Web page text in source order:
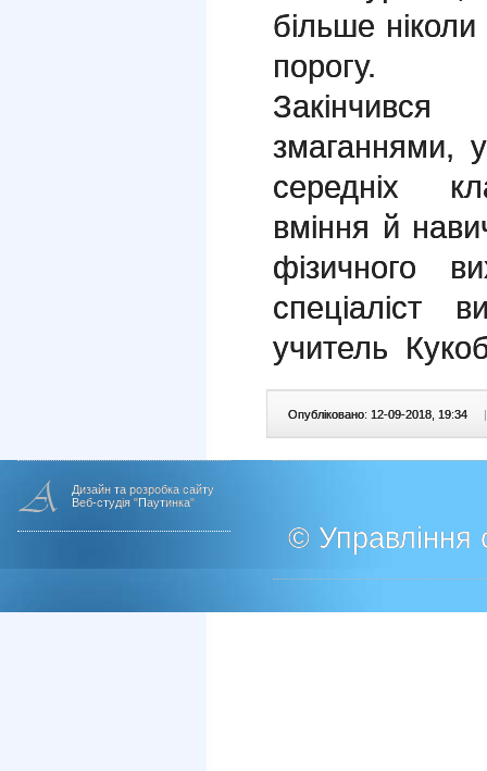
більше
порогу.
змаганнями,
середніх
вміння й
фізичного
спеціаліст
учитель
Опубліковано: 12-09-2018, 19:34 |
Дизайн та розробка сайту
Веб-студія "Паутинка"
© Управління